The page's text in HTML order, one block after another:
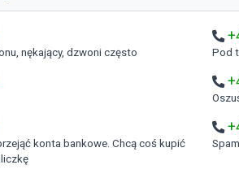
nękający, dzwoni często